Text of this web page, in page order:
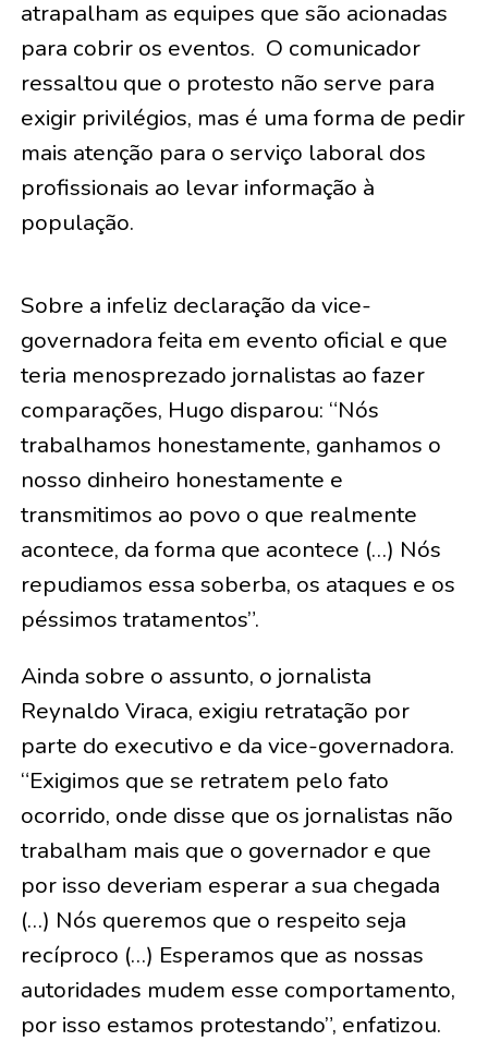
atrapalham as equipes que são acionadas
para cobrir os eventos. O comunicador
ressaltou que o protesto não serve para
exigir privilégios, mas é uma forma de pedir
mais atenção para o serviço laboral dos
profissionais ao levar informação à
população.
Sobre a infeliz declaração da vice-
governadora feita em evento oficial e que
teria menosprezado jornalistas ao fazer
comparações, Hugo disparou: “Nós
trabalhamos honestamente, ganhamos o
nosso dinheiro honestamente e
transmitimos ao povo o que realmente
acontece, da forma que acontece (…) Nós
repudiamos essa soberba, os ataques e os
péssimos tratamentos”.
Ainda sobre o assunto, o jornalista
Reynaldo Viraca, exigiu retratação por
parte do executivo e da vice-governadora.
“Exigimos que se retratem pelo fato
ocorrido, onde disse que os jornalistas não
trabalham mais que o governador e que
por isso deveriam esperar a sua chegada
(…) Nós queremos que o respeito seja
recíproco (…) Esperamos que as nossas
autoridades mudem esse comportamento,
por isso estamos protestando”, enfatizou.